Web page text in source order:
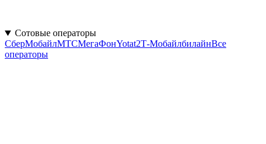
Сотовые операторы
СберМобайлМТСМегаФонYotat2Т‑МобайлбилайнВсе
операторы